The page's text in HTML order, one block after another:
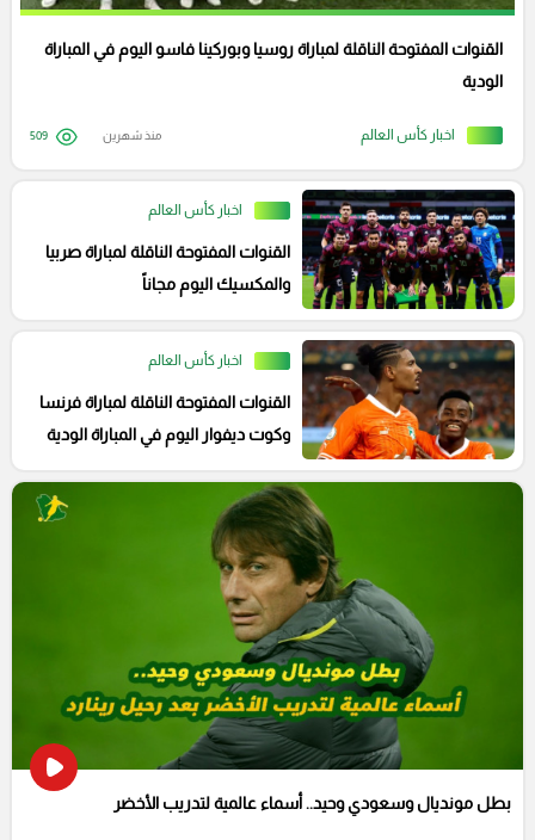
اخبار كأس العالم
القنوات المفتوحة الناقلة لمباراة روسيا وبوركينا فاسو اليوم في المباراة
الودية
منذ شهرين 509
اخبار كأس العالم
القنوات المفتوحة الناقلة لمباراة صربيا
والمكسيك اليوم مجاناً
اخبار كأس العالم
القنوات المفتوحة الناقلة لمباراة فرنسا
وكوت ديفوار اليوم في المباراة الودية
بطل مونديال وسعودي وحيد.. أسماء عالمية لتدريب الأخضر